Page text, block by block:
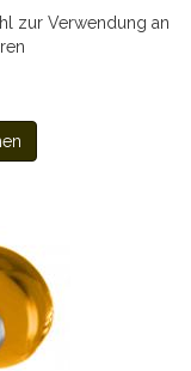
zur Verwendung an